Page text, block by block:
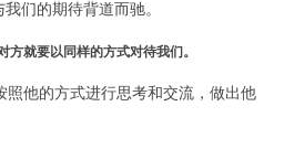
们的期待背道而驰。
方就要以同样的方式对待我们。
照他的方式进行思考和交流，做出他